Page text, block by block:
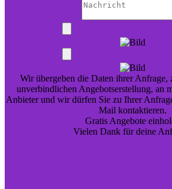
Wir übergeben die Daten ihrer Anfrage,
unverbindlichen Angebotserstellung, an
Anbieter und wir dürfen Sie zu Ihrer
Mail kontaktieren.
Gratis Angebote
Vielen Dank für deine